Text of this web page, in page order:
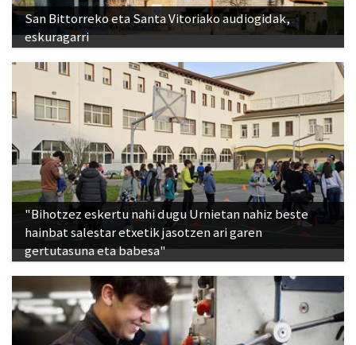
San Bittorreko eta Santa Vitoriako audiogidak,
eskuragarri
"Bihotzez eskertu nahi dugu Urnietan nahiz beste
hainbat salestar etxetik jasotzen ari garen
gertutasuna eta babesa"